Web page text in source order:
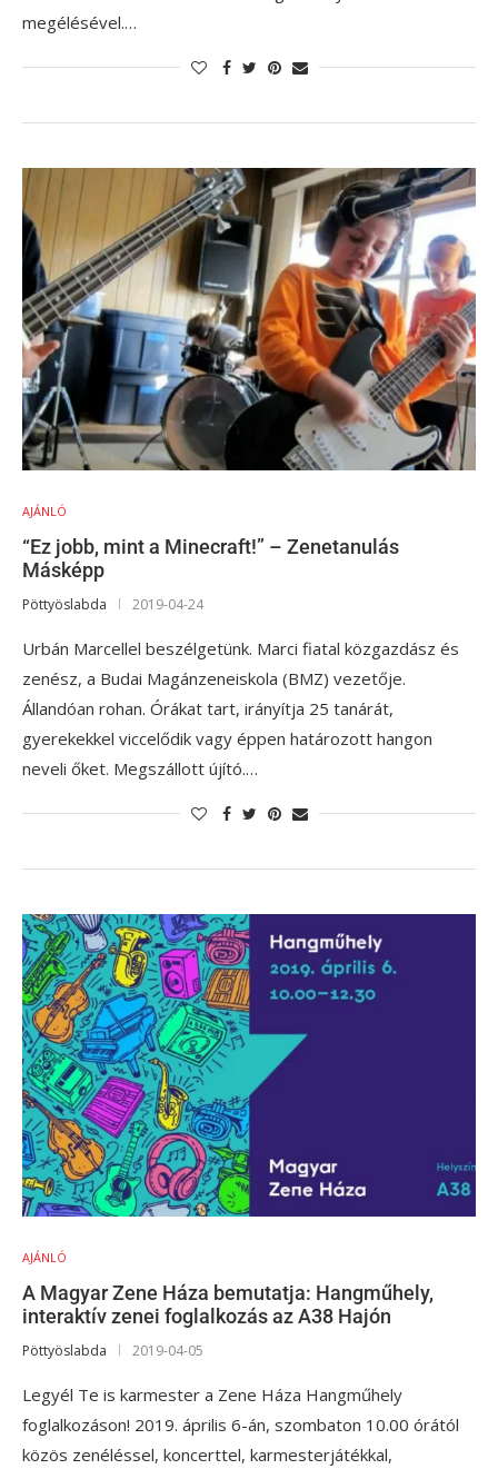
megélésével.…
AJÁNLÓ
“Ez jobb, mint a Minecraft!” – Zenetanulás
Másképp
Pöttyöslabda 2019-04-24
Urbán Marcellel beszélgetünk. Marci fiatal közgazdász és
zenész, a Budai Magánzeneiskola (BMZ) vezetője.
Állandóan rohan. Órákat tart, irányítja 25 tanárát,
gyerekekkel viccelődik vagy éppen határozott hangon
neveli őket. Megszállott újító.…
AJÁNLÓ
A Magyar Zene Háza bemutatja: Hangműhely,
interaktív zenei foglalkozás az A38 Hajón
Pöttyöslabda 2019-04-05
Legyél Te is karmester a Zene Háza Hangműhely
foglalkozáson! 2019. április 6-án, szombaton 10.00 órától
közös zenéléssel, koncerttel, karmesterjátékkal,